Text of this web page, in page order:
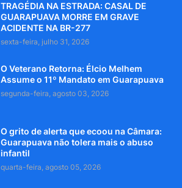
TRAGÉDIA NA ESTRADA: CASAL DE
GUARAPUAVA MORRE EM GRAVE
ACIDENTE NA BR-277
sexta-feira, julho 31, 2026
O Veterano Retorna: Élcio Melhem
Assume o 11º Mandato em Guarapuava
segunda-feira, agosto 03, 2026
O grito de alerta que ecoou na Câmara:
Guarapuava não tolera mais o abuso
infantil
quarta-feira, agosto 05, 2026